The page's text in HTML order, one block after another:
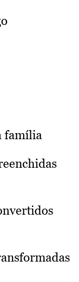
família